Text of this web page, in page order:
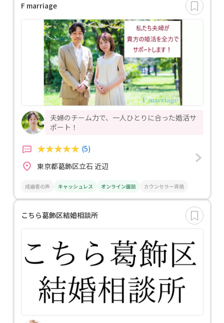
F marriage
夫婦のチーム力で、一人ひとりに合った婚活サ
ポート！
(5)
東京都葛飾区立石 近辺
成婚者の声 キャッシュレス オンライン面談 カウンセラー資格
こちら葛飾区結婚相談所